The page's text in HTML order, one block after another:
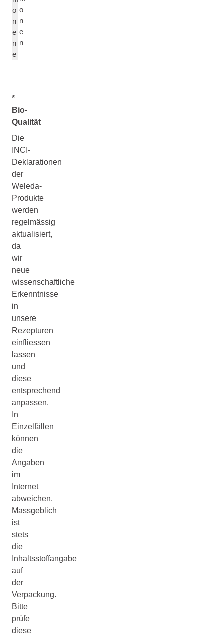
o
n
e
n
e
o
n
e
n
*
Bio-
Qualität
Die
INCI-
Deklarationen
der
Weleda-
Produkte
werden
regelmässig
aktualisiert,
da
wir
neue
wissenschaftliche
Erkenntnisse
in
unsere
Rezepturen
einfliessen
lassen
und
diese
entsprechend
anpassen.
In
Einzelfällen
können
die
Angaben
im
Internet
abweichen.
Massgeblich
ist
stets
die
Inhaltsstoffangabe
auf
der
Verpackung.
Bitte
prüfe
diese